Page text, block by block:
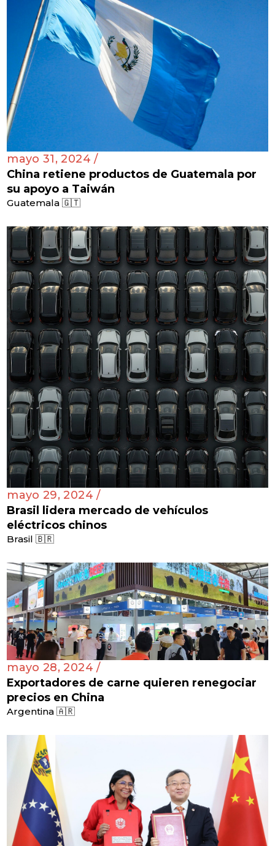
mayo 31, 2024 /
China retiene productos de Guatemala por
su apoyo a Taiwán
Guatemala 🇬🇹
mayo 29, 2024 /
Brasil lidera mercado de vehículos
eléctricos chinos
Brasil 🇧🇷
mayo 28, 2024 /
Exportadores de carne quieren renegociar
precios en China
Argentina 🇦🇷